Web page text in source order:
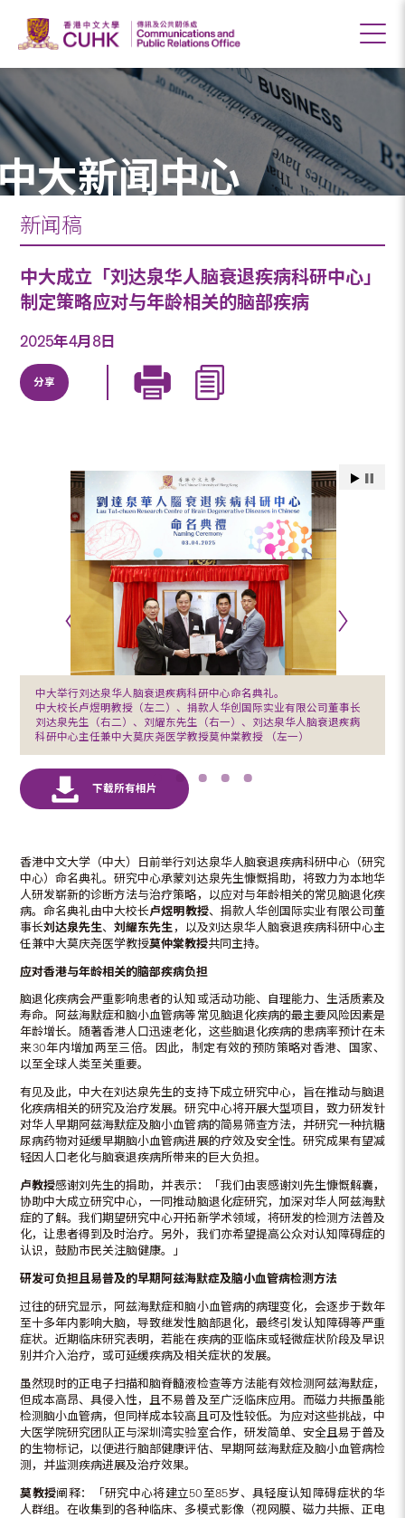
大新闻中心
新闻稿
中大成立「刘达泉华人脑衰退疾病科研中心」
制定策略应对与年龄相关的脑部疾病
2025年4月8日
分享
中大举行刘达泉华人脑衰退疾病科研中心命名典礼。
中大校长卢煜明教授（左二）、捐款人华创国际实业有限公司董事长
刘达泉先生（右二）、刘耀东先生（右一）、刘达泉华人脑衰退疾病
科研中心主任兼中大莫庆尧医学教授莫仲棠教授 （左一）
香港中文大学（中大）日前举行刘达泉华人脑衰退疾病科研中心（研究
中心）命名典礼。研究中心承蒙刘达泉先生慷慨捐助，将致力为本地华
人研发崭新的诊断方法与治疗策略，以应对与年龄相关的常见脑退化疾
病。命名典礼由中大校长卢煜明教授、捐款人华创国际实业有限公司董
事长刘达泉先生、刘耀东先生 ，以及刘达泉华人脑衰退疾病科研中心主
任兼中大莫庆尧医学教授莫仲棠教授共同主持。
应对香港与年龄相关的脑部疾病负担
脑退化疾病会严重影响患者的认知或活动功能、自理能力、生活质素及
寿命。阿兹海默症和脑小血管病等常见脑退化疾病的最主要风险因素是
年龄增长。随著香港人口迅速老化，这些脑退化疾病的患病率预计在未
来30年内增加两至三倍。因此，制定有效的预防策略对香港、国家、
以至全球人类至关重要。
有见及此，中大在刘达泉先生的支持下成立研究中心，旨在推动与脑退
化疾病相关的研究及治疗发展。研究中心将开展大型项目，致力研发针
对华人早期阿兹海默症及脑小血管病的简易筛查方法，并研究一种抗糖
尿病药物对延缓早期脑小血管病进展的疗效及安全性。研究成果有望减
轻因人口老化与脑衰退疾病所带来的巨大负担。
卢教授感谢刘先生的捐助，并表示：「我们由衷感谢刘先生慷慨解囊，
协助中大成立研究中心，一同推动脑退化症研究，加深对华人阿兹海默
症的了解。我们期望研究中心开拓新学术领域，将研发的检测方法普及
化，让患者得到及时治疗。另外，我们亦希望提高公众对认知障碍症的
认识，鼓励市民关注脑健康。」
研发可负担且易普及的早期阿兹海默症及脑小血管病检测方法
过往的研究显示，阿兹海默症和脑小血管病的病理变化，会逐步于数年
至十多年内影响大脑，导致继发性脑部退化，最终引发认知障碍等严重
症状。近期临床研究表明，若能在疾病的亚临床或轻微症状阶段及早识
别并介入治疗，或可延缓疾病及相关症状的发展。
虽然现时的正电子扫描和脑脊髓液检查等方法能有效检测阿兹海默症，
但成本高昂、具侵入性，且不易普及至广泛临床应用。而磁力共振虽能
检测脑小血管病，但同样成本较高且可及性较低。为应对这些挑战，中
大医学院研究团队正与深圳湾实验室合作，研发简单、安全且易于普及
的生物标记，以便进行脑部健康评估、早期阿兹海默症及脑小血管病检
测，并监测疾病进展及治疗效果。
莫教授阐释：「研究中心将建立50至85岁、具轻度认知障碍症状的华
人群组。在收集到的各种临床、多模式影像（视网膜、磁力共振、正电